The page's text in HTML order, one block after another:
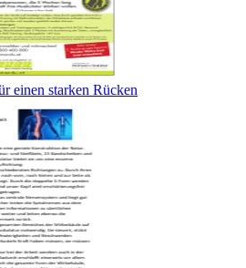
einen starken Rücken